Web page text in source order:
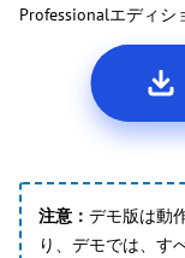
Professionalエディシ
注意： デモ版は動
り、デモでは、す